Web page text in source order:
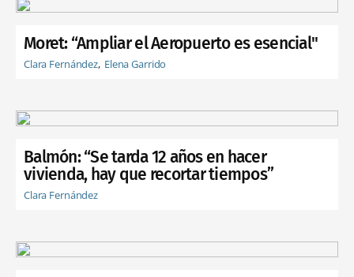
Moret: “Ampliar el Aeropuerto es esencial"
Clara Fernández Elena Garrido
Balmón: “Se tarda 12 años en hacer
vivienda, hay que recortar tiempos”
Clara Fernández